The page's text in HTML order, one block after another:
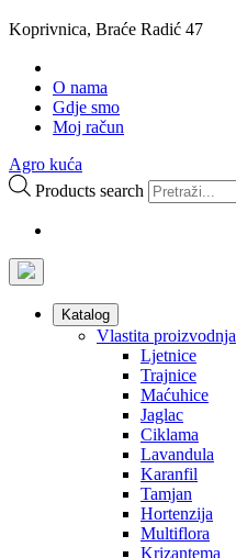
Koprivnica, Braće Radić 47
O nama
Gdje smo
Moj račun
Agro kuća
Products search
Katalog
Vlastita proizvodnja
Ljetnice
Trajnice
Maćuhice
Jaglac
Ciklama
Lavandula
Karanfil
Tamjan
Hortenzija
Multiflora
Krizantema